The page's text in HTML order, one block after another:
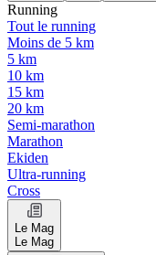
Running
Tout le running
Moins de 5 km
5 km
10 km
15 km
20 km
Semi-marathon
Marathon
Ekiden
Ultra-running
Cross
Le Mag
Le Mag